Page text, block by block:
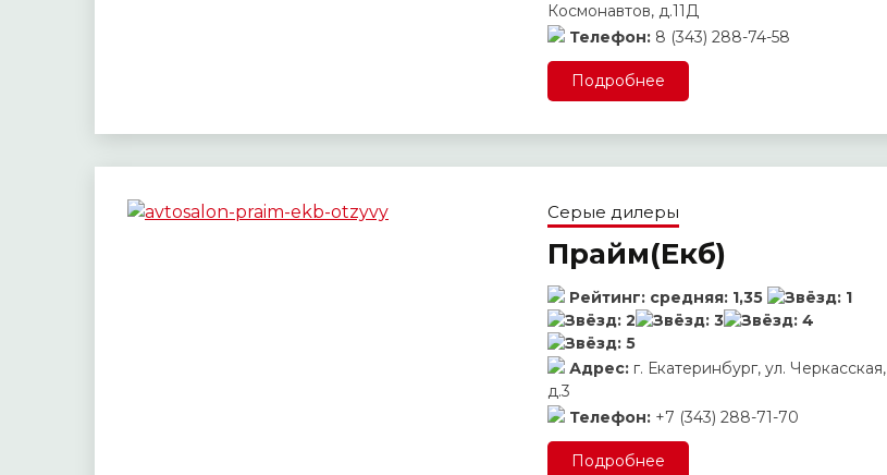
Космонавтов, д.11Д
Телефон: 8 (343) 288-74-58
Подробнее
Серые дилеры
Прайм(Екб)
Рейтинг:средняя: 1,35
Адрес: г. Екатеринбург, ул. Черкасская,
д.3
Телефон: +7 (343) 288-71-70
Подробнее